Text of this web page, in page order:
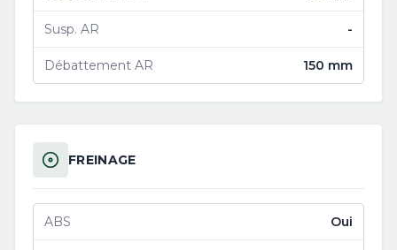
Susp. AR -
Débattement AR 150 mm
FREINAGE
ABS Oui